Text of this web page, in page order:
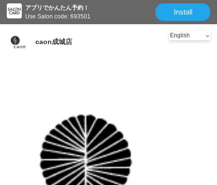
アプリでかんたん予約！
Use Salon code: 693501
Install
caon成城店